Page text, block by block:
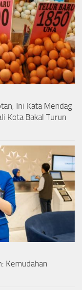
Ini Kata Mendag
Kota Bakal Turun
Kemudahan